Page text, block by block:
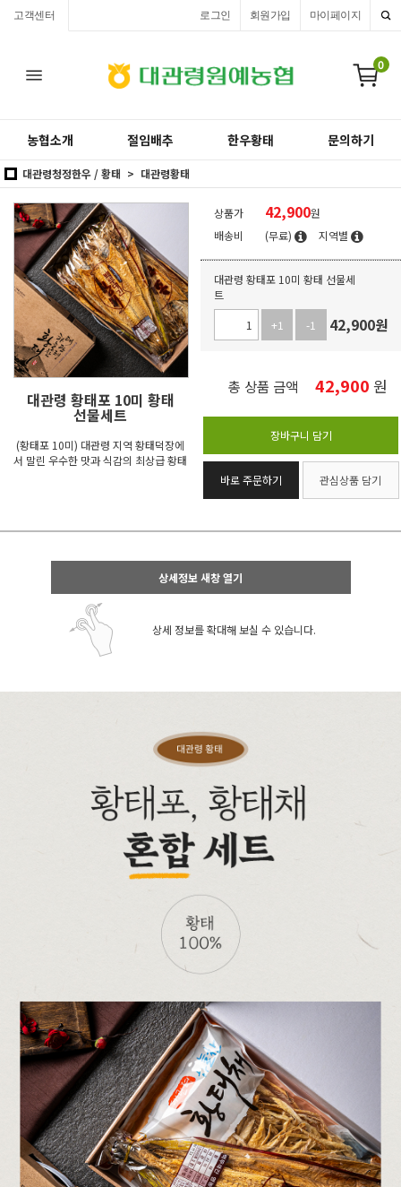
고객센터 마이페이지
회원가입
로그인
0
농협소개 절임배추 한우황태 문의하기
대관령청정한우 / 황태 대관령황태
대관령 황태포 10미 황태
선물세트
(황태포 10미) 대관령 지역 황태덕장에
서 말린 우수한 맛과 식감의 최상급 황태
상품가 42,900원
배송비
(무료) 지역별
대관령 황태포 10미 황태 선물세
트
+1
-1 42,900원
총 상품 금액 42,900 원
장바구니 담기
바로 주문하기 관심상품 담기
상세정보 새창 열기
상세 정보를 확대해 보실 수 있습니다.